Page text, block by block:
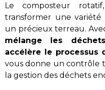
Le composteur
transformer une
un précieux terreau.
mélange les déchets
accélère le processus
vous donne un contrôle
la gestion des déchets